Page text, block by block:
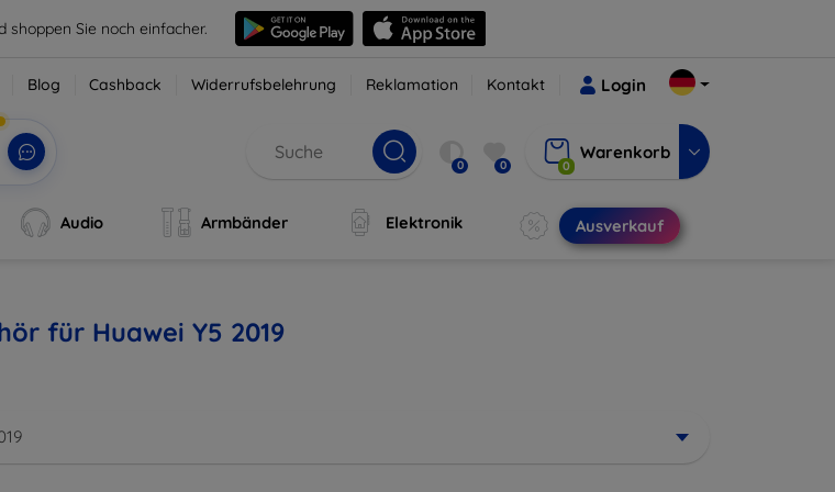
shoppen Sie noch einfacher.
Blog Cashback Widerrufsbelehrung Reklamation Kontakt Login
0 0 0
Warenkorb
Audio Armbänder Elektronik Ausverkauf
für Huawei Y5 2019